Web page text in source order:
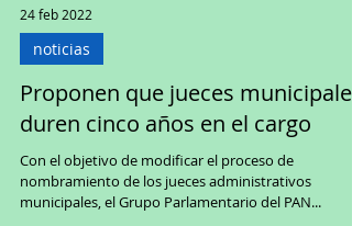
24 feb 2022
noticias
Proponen que jueces municipales
duren cinco años en el cargo
Con el objetivo de modificar el proceso de
nombramiento de los jueces administrativos
municipales, el Grupo Parlamentario del PAN...